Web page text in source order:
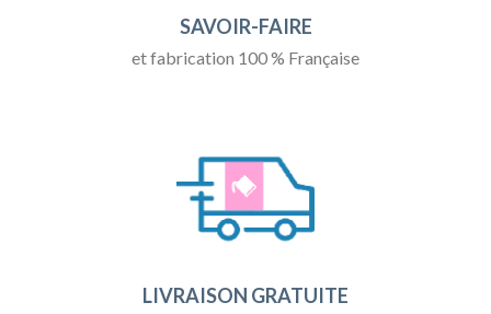
SAVOIR-FAIRE
et fabrication 100 % Française
LIVRAISON GRATUITE